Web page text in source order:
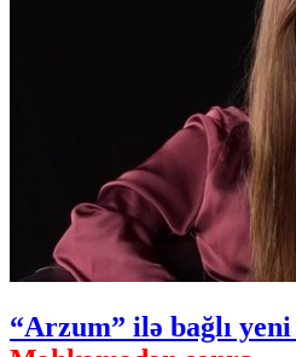
“Arzum” ilə bağlı